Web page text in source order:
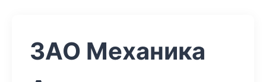
ЗАО Механика